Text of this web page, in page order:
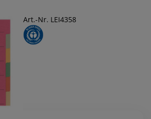
Art.-Nr. LEI4358